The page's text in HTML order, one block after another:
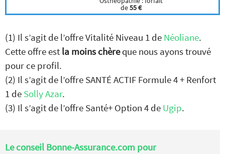
de55 €
(1) Il s’agit de l’offre Vitalité Niveau 1 de Néoliane.
Cette offre est la moins chèreque nous ayons trouvé
pour ce profil.
(2) Il s’agit de l’offre SANTÉ ACTIF Formule 4 + Renfort
1 de Solly Azar.
(3) Il s’agit de l’offre Santé+ Option 4 de Ugip.
Le conseil Bonne-Assurance.com pour